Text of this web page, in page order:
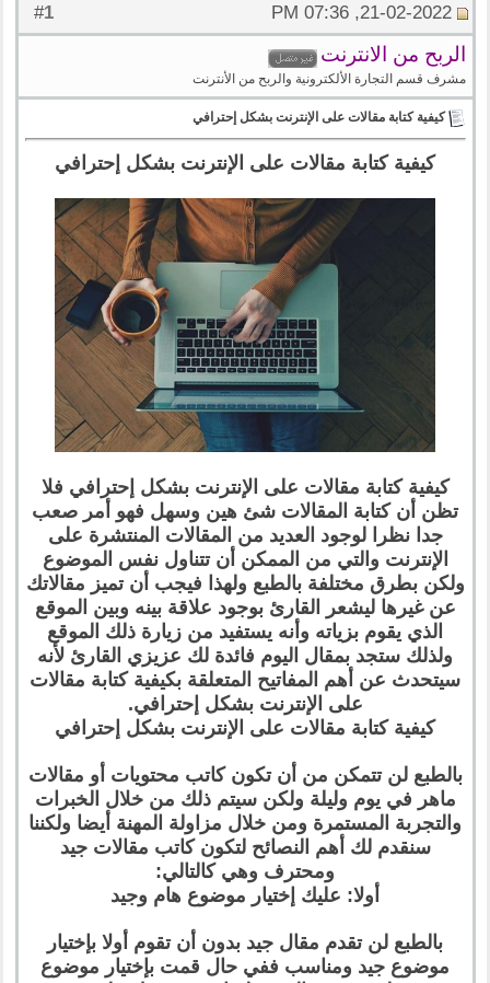
#
1 21-02-2022, 07:36 PM
الربح من الانترنت
مشرف قسم التجارة الألكترونية والربح من الأنترنت
كيفية كتابة مقالات على الإنترنت بشكل إحترافي
كيفية كتابة مقالات على الإنترنت بشكل إحترافي
كيفية كتابة مقالات على الإنترنت بشكل إحترافي فلا
تظن أن كتابة المقالات شئ هين وسهل فهو أمر صعب
جدا نظرا لوجود العديد من المقالات المنتشرة على
الإنترنت والتي من الممكن أن تتناول نفس الموضوع
ولكن بطرق مختلفة بالطبع ولهذا فيجب أن تميز مقالاتك
عن غيرها ليشعر القارئ بوجود علاقة بينه وبين الموقع
الذي يقوم بزياته وأنه يستفيد من زيارة ذلك الموقع
ولذلك ستجد بمقال اليوم فائدة لك عزيزي القارئ لأنه
سيتحدث عن أهم المفاتيح المتعلقة بكيفية كتابة مقالات
على الإنترنت بشكل إحترافي.
كيفية كتابة مقالات على الإنترنت بشكل إحترافي
بالطبع لن تتمكن من أن تكون كاتب محتويات أو مقالات
ماهر في يوم وليلة ولكن سيتم ذلك من خلال الخبرات
والتجربة المستمرة ومن خلال مزاولة المهنة أيضا ولكننا
سنقدم لك أهم النصائح لتكون كاتب مقالات جيد
ومحترف وهي كالتالي:
أولا: عليك إختيار موضوع هام وجيد
بالطبع لن تقدم مقال جيد بدون أن تقوم أولا بإختيار
موضوع جيد ومناسب ففي حال قمت بإختيار موضوع